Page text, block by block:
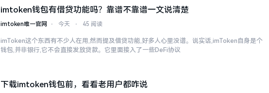
imtoken钱包有借贷功能吗？靠谱不靠谱一文说清楚
imtoken唯一官网 ⋅ 今天 ⋅ 45 阅读
imToken这个东西有不少人在用,然而提及借贷功能,好多人心里没谱。说实话,imToken自身是个
钱包,并非银行,它不会直接发放贷款。它里面接入了一些DeFi协议
下载imtoken钱包前，看看老用户都咋说